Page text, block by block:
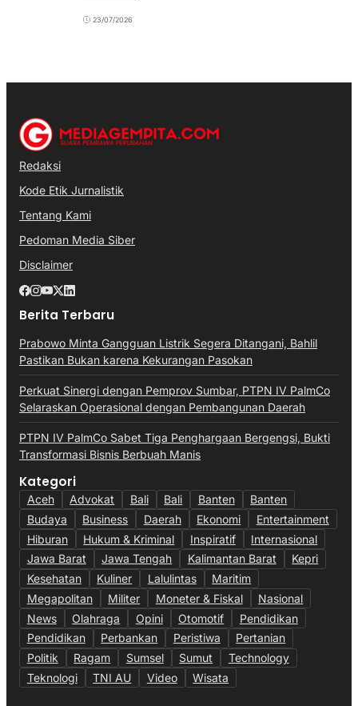
23/07/2026
Redaksi
Kode Etik Jurnalistik
Tentang Kami
Pedoman Media Siber
Disclaimer
Berita Terbaru
Prabowo Minta Gangguan Listrik Segera Ditangani, Bahlil
Pastikan Bukan karena Kekurangan Pasokan
Perkuat Sinergi dengan Pemprov Sumbar, PTPN IV PalmCo
Selaraskan Operasional dengan Pembangunan Daerah
PTPN IV PalmCo Sabet Tiga Penghargaan Bergengsi, Bukti
Transformasi Bisnis Berbuah Manis
Kategori
Aceh Advokat Bali Bali Banten
Banten
Budaya
Business Daerah Ekonomi
Entertainment
Hiburan
Hukum & Kriminal Inspiratif
Internasional
Jawa Barat
Jawa Tengah Kalimantan Barat
Kepri
Kesehatan
Kuliner Lalulintas
Maritim
Megapolitan
Militer Moneter & Fiskal
Nasional
News
Olahraga Opini Otomotif
Pendidikan
Pendidikan
Perbankan Peristiwa
Pertanian
Politik
Ragam Sumsel Sumut
Technology
Teknologi
TNI AU Video Wisata